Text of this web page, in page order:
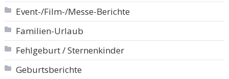
Event-/Film-/Messe-Berichte
Familien-Urlaub
Fehlgeburt / Sternenkinder
Geburtsberichte